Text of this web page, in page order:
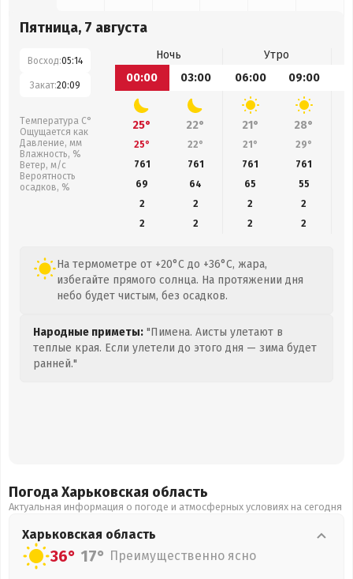
Пятница, 7 августа
Восход:05:14
Закат:20:09
Температура С°
Ощущается как
Давление, мм
Влажность, %
Ветер, м/с
Вероятность
осадков, %
Ночь
Утро
00:00
03:00 06:00 09:00
25° 22° 21° 28°
25° 22° 21° 29°
761
761 761 761
69
64 65
55
2
2 2
2
2
2 2 2
На термометре от +20°C до +36°C, жара,
избегайте прямого солнца. На протяжении дня
небо будет чистым, без осадков.
Народные приметы: "Пимена. Аисты улетают в
теплые края. Если улетели до этого дня — зима будет
ранней."
Погода Харьковская область
Актуальная информация о погоде и атмосферных условиях на сегодня
Харьковская область
36° 17° Преимущественно ясно